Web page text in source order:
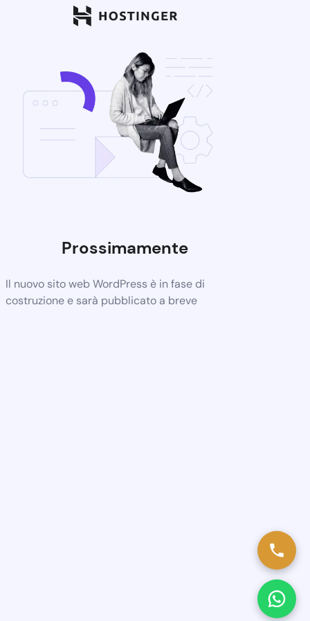
Prossimamente
Il nuovo sito web WordPress è in fase di
costruzione e sarà pubblicato a breve